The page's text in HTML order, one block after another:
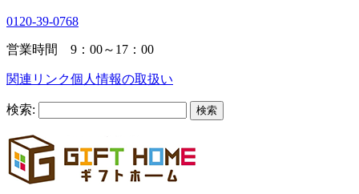
0120-39-0768
営業時間 9：00～17：00
関連リンク個人情報の取扱い
検索: